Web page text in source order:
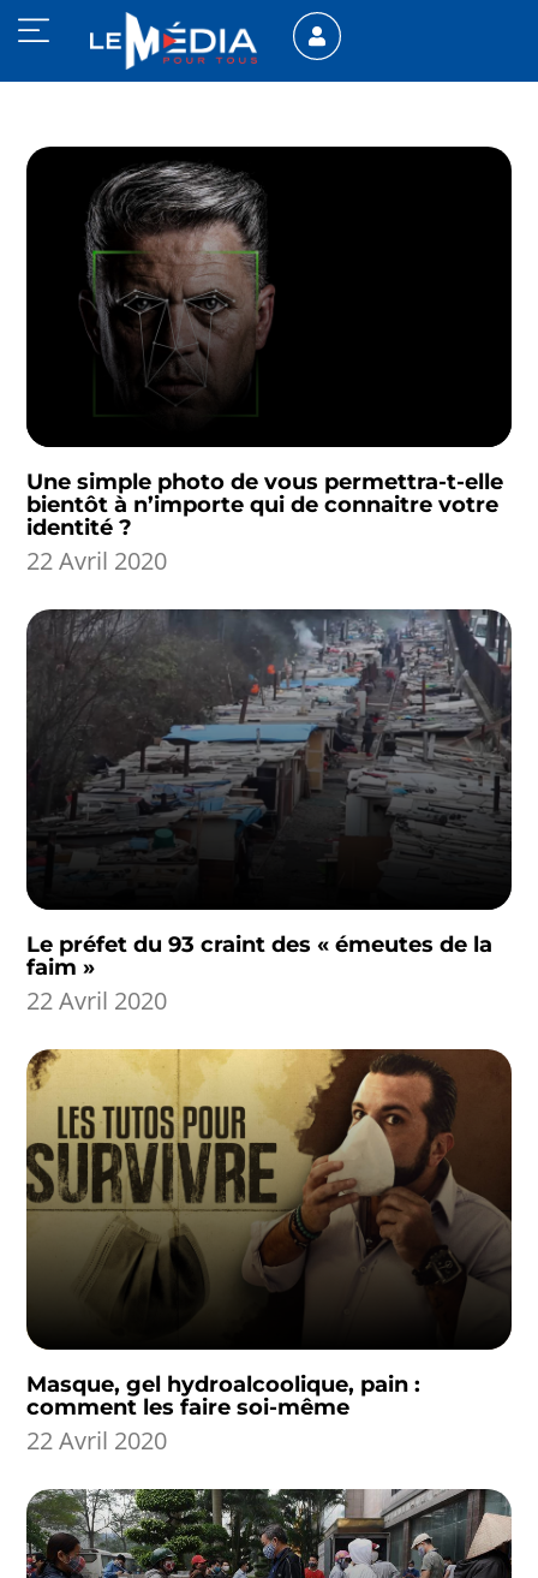
Une simple photo de vous permettra-t-elle
bientôt à n’importe qui de connaitre votre
identité ?
22 Avril 2020
Le préfet du 93 craint des « émeutes de la
faim »
22 Avril 2020
Masque, gel hydroalcoolique, pain :
comment les faire soi-même
22 Avril 2020